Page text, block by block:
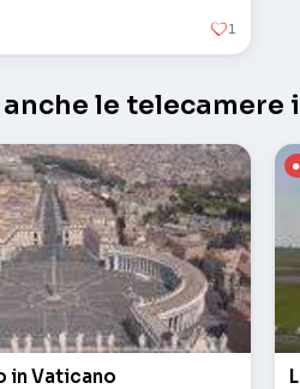
1
anche le
in Vaticano